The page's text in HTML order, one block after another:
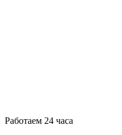
Работаем 24 часа